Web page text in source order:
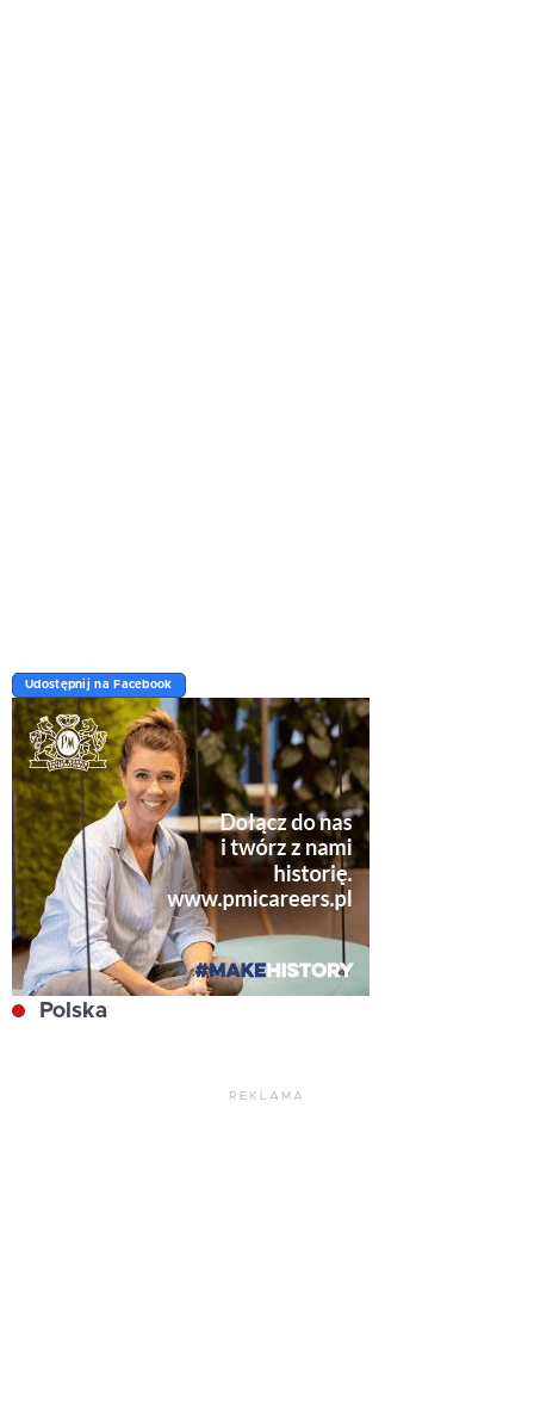
Udostępnij na Facebook
Polska
REKLAMA